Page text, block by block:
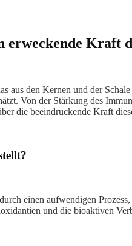
erweckende
aus den Kernen und der
Von der Stärkung des
die beeindruckende Kraft
einen aufwendigen
und die bioaktiven